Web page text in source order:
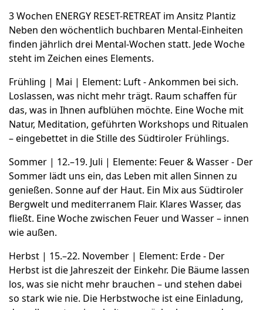
3 Wochen ENERGY RESET-RETREAT im Ansitz Plantiz
Neben den wöchentlich buchbaren Mental-Einheiten
finden jährlich drei Mental-Wochen statt. Jede Woche
steht im Zeichen eines Elements.
Frühling | Mai | Element: Luft - Ankommen bei sich.
Loslassen, was nicht mehr trägt. Raum schaffen für
das, was in Ihnen aufblühen möchte. Eine Woche mit
Natur, Meditation, geführten Workshops und Ritualen
– eingebettet in die Stille des Südtiroler Frühlings.
Sommer | 12.–19. Juli | Elemente: Feuer & Wasser - Der
Sommer lädt uns ein, das Leben mit allen Sinnen zu
genießen. Sonne auf der Haut. Ein Mix aus Südtiroler
Bergwelt und mediterranem Flair. Klares Wasser, das
fließt. Eine Woche zwischen Feuer und Wasser – innen
wie außen.
Herbst | 15.–22. November | Element: Erde - Der
Herbst ist die Jahreszeit der Einkehr. Die Bäume lassen
los, was sie nicht mehr brauchen – und stehen dabei
so stark wie nie. Die Herbstwoche ist eine Einladung,